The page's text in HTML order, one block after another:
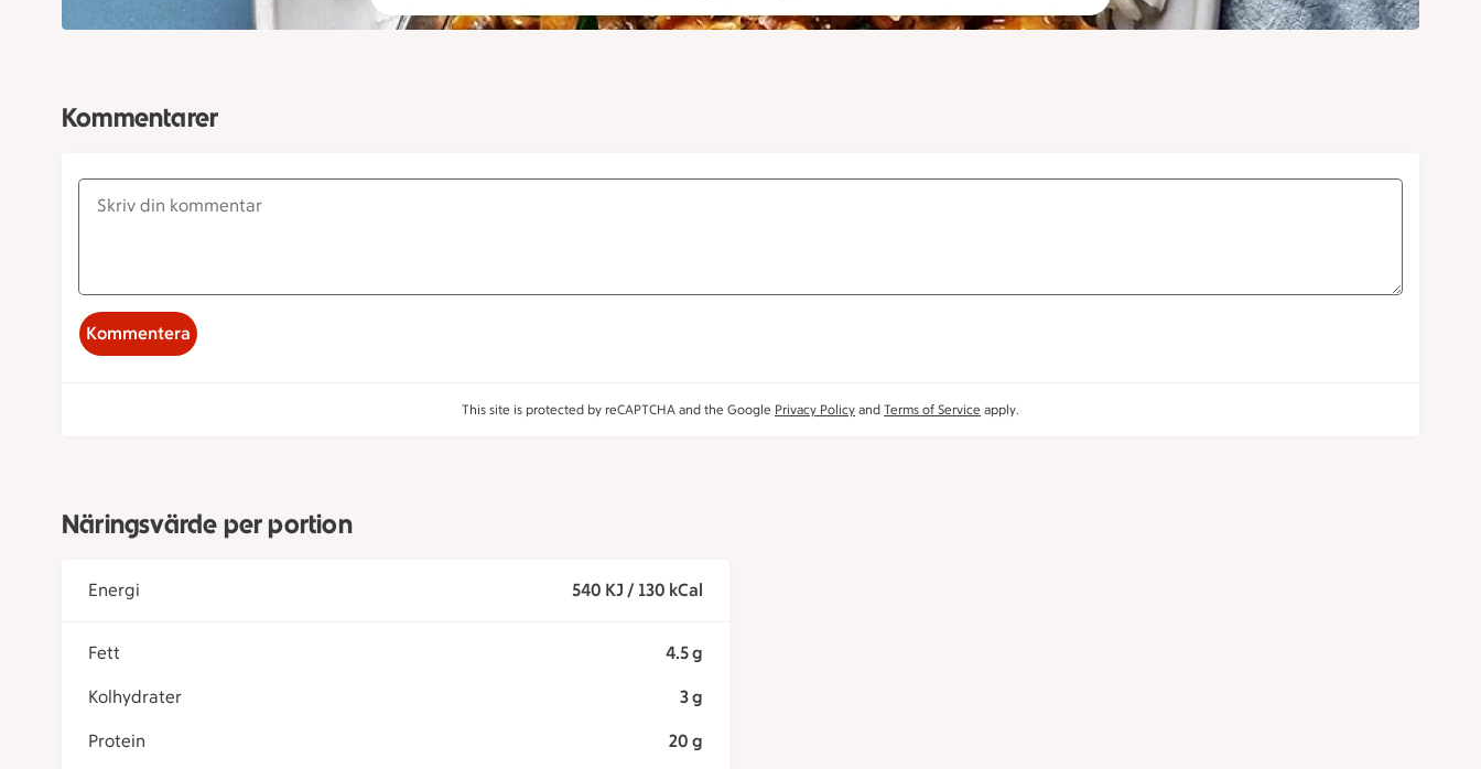
Kommentarer
Kommentera
This site is protected by reCAPTCHA and the Google Privacy Policy and Terms of Service apply.
Näringsvärde per portion
Energi 540 KJ / 130 kCal
Fett 4.5 g
Kolhydrater 3 g
Protein 20 g